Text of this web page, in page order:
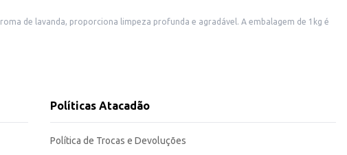
de lavanda, proporciona limpeza profunda e agradável. A embalagem de 1kg é
Políticas Atacadão
Política de Trocas e Devoluções